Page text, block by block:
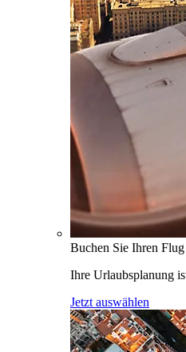
Buchen Sie Ihren
Ihre Urlaubsplanung
Jetzt auswählen